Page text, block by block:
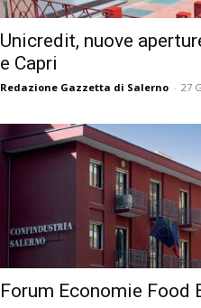
Unicredit, nuove
e Capri
Redazione Gazzetta di Salerno - 27
Forum Economie Food